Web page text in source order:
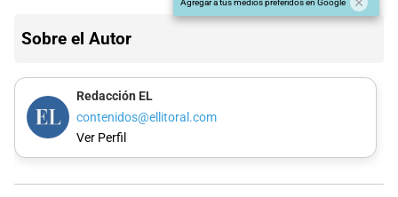
Sobre el Autor
Redacción EL
contenidos@ellitoral.com
Ver Perfil